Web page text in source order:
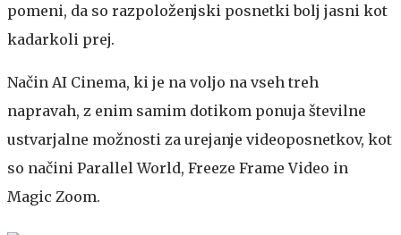
pomeni, da so razpoloženjski posnetki bolj jasni kot
kadarkoli prej.
Način AI Cinema, ki je na voljo na vseh treh
napravah, z enim samim dotikom ponuja številne
ustvarjalne možnosti za urejanje videoposnetkov, kot
so načini Parallel World, Freeze Frame Video in
Magic Zoom.